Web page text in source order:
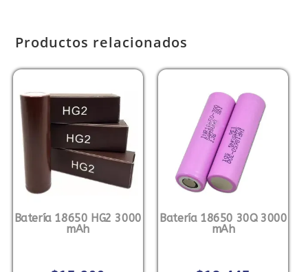
Productos relacionados
Batería 18650 HG2 3000
mAh
Batería 18650 30Q 3000
mAh